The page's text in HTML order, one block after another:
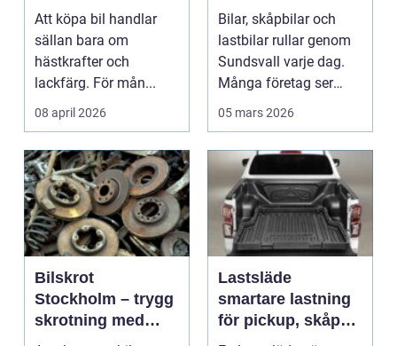
värde framför
status
Att köpa bil handlar
sällan bara om
hästkrafter och
lackfärg. För mån...
08 april 2026
Bilar, skåpbilar och
lastbilar rullar genom
Sundsvall varje dag.
Många företag ser
fortfarande fordo...
05 mars 2026
Bilskrot
Stockholm – trygg
skrotning med
fokus på miljö och
Lastsläde
smartare lastning
för pickup, skåpbil
och personbil